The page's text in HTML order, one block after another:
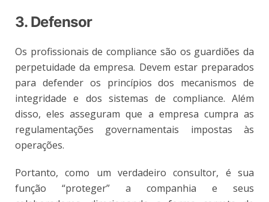
3. Defensor
Os profissionais de compliance são os guardiões da
perpetuidade da empresa. Devem estar preparados
para defender os princípios dos mecanismos de
integridade e dos sistemas de compliance. Além
disso, eles asseguram que a empresa cumpra as
regulamentações governamentais impostas às
operações.
Portanto, como um verdadeiro consultor, é sua
função “proteger” a companhia e seus